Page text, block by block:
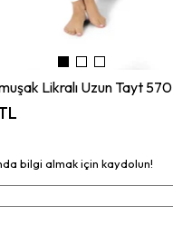
Likralı Uzun Tayt 570
bilgi almak için kaydolun!